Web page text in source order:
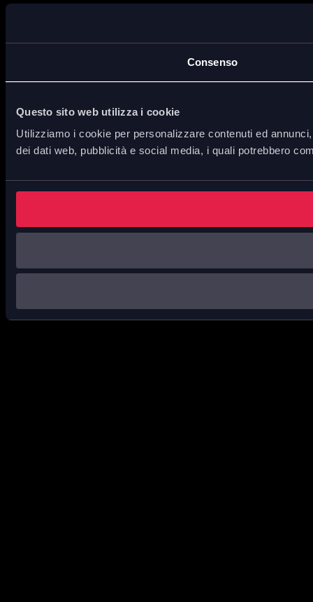
Consenso
Questo sito web utilizza i cookie
Utilizziamo i cookie per personalizzare contenuti ed
dei dati web, pubblicità e social media, i quali potrebbero